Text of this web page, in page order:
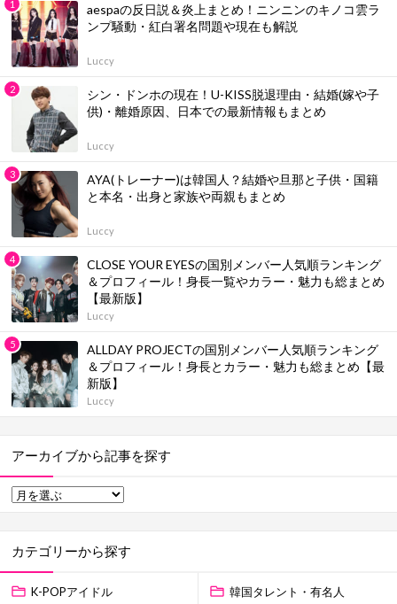
aespaの反日説＆炎上まとめ！ニンニンのキノコ雲ラ
ンプ騒動・紅白署名問題や現在も解説
Luccy
シン・ドンホの現在！U-KISS脱退理由・結婚(嫁や子
供)・離婚原因、日本での最新情報もまとめ
Luccy
AYA(トレーナー)は韓国人？結婚や旦那と子供・国籍
と本名・出身と家族や両親もまとめ
Luccy
CLOSE YOUR EYESの国別メンバー人気順ランキング
＆プロフィール！身長一覧やカラー・魅力も総まとめ
【最新版】
Luccy
ALLDAY PROJECTの国別メンバー人気順ランキング
＆プロフィール！身長とカラー・魅力も総まとめ【最
新版】
Luccy
アーカイブから記事を探す
カテゴリーから探す
K-POPアイドル 韓国タレント・有名人